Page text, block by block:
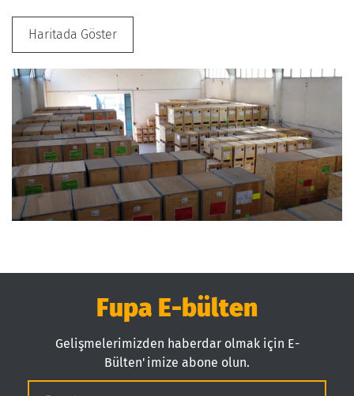
Haritada Göster
Fupa E-bülten
Gelişmelerimizden haberdar olmak için E-
Bülten'imize abone olun.